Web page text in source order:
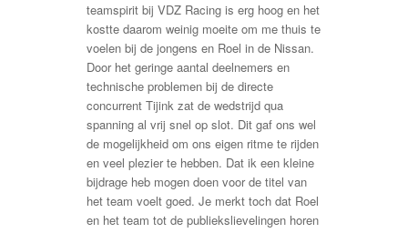
teamspirit bij VDZ Racing is erg hoog en het
kostte daarom weinig moeite om me thuis te
voelen bij de jongens en Roel in de Nissan.
Door het geringe aantal deelnemers en
technische problemen bij de directe
concurrent Tijink zat de wedstrijd qua
spanning al vrij snel op slot. Dit gaf ons wel
de mogelijkheid om ons eigen ritme te rijden
en veel plezier te hebben. Dat ik een kleine
bijdrage heb mogen doen voor de titel van
het team voelt goed. Je merkt toch dat Roel
en het team tot de publiekslievelingen horen